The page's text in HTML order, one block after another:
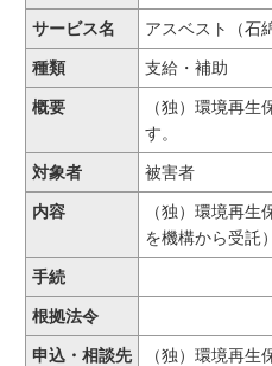
サービス名 アスベスト（石
種類 支給・補助
概要
（独）環境再
す。
対象者 被害者
内容
（独）環境再
を機構から受託）
手続
根拠法令
申込・相談先
（独）環境再生